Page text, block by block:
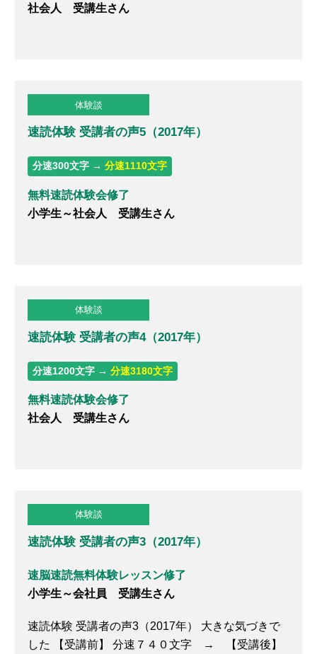
社会人 受講生さん
体験談
速読体験 受講者の声5（2017年）
分速300文字 →分速1110文字
無料速読体験会修了
小学生～社会人 受講生さん
体験談
速読体験 受講者の声4（2017年）
分速1200文字 →分速3180文字
無料速読体験会修了
社会人 受講生さん
体験談
速読体験 受講者の声3（2017年）
速脳速読無料体験レッスン修了
小学生～会社員 受講生さん
速読体験 受講者の声3（2017年） 大きな気づきで
した 【受講前】 分速７４０文字 → 【受講後】